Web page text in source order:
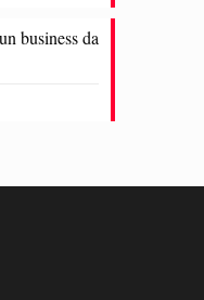
business da